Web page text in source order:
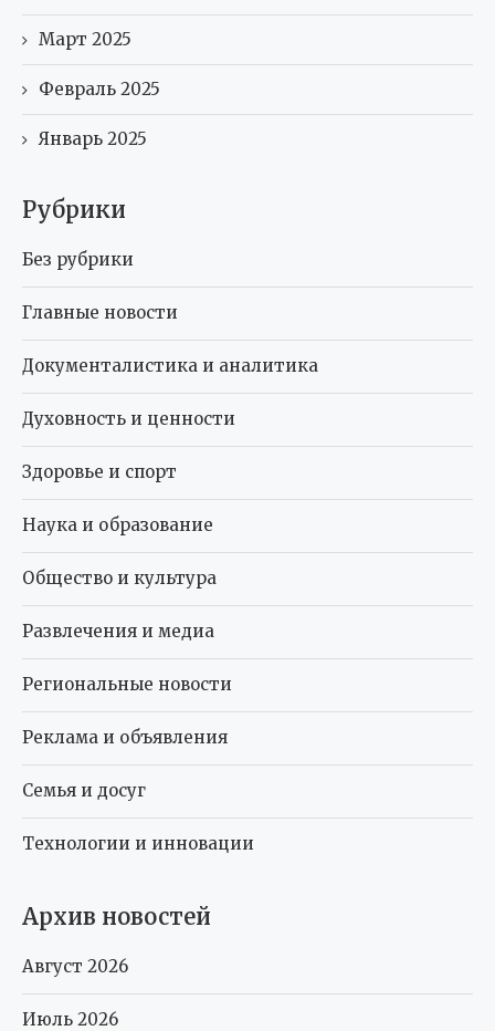
Март 2025
Февраль 2025
Январь 2025
Рубрики
Без рубрики
Главные новости
Документалистика и аналитика
Духовность и ценности
Здоровье и спорт
Наука и образование
Общество и культура
Развлечения и медиа
Региональные новости
Реклама и объявления
Семья и досуг
Технологии и инновации
Архив новостей
Август 2026
Июль 2026